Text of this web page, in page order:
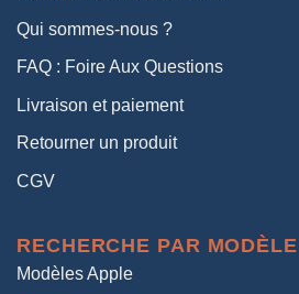
Qui sommes-nous ?
FAQ : Foire Aux Questions
Livraison et paiement
Retourner un produit
CGV
RECHERCHE PAR MODÈLE
Modèles Apple